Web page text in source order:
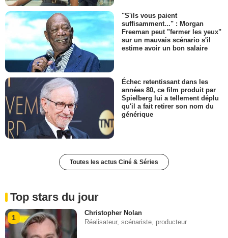
"S'ils vous paient
suffisamment..." : Morgan
Freeman peut "fermer les yeux"
sur un mauvais scénario s'il
estime avoir un bon salaire
Échec retentissant dans les
années 80, ce film produit par
Spielberg lui a tellement déplu
qu'il a fait retirer son nom du
générique
Toutes les actus Ciné & Séries
Top stars du jour
1
Christopher Nolan
Réalisateur, scénariste, producteur